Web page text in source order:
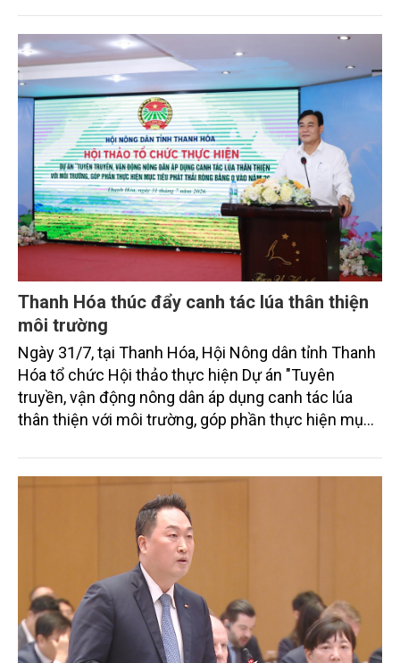
sắc bởi các tiến bộ công nghệ và cam kết bền vững
toàn cầu, đặc biệt là mục tiêu đưa phát thải ròng
bằng 0 (Net-Zero) vào năm 2050.
Thanh Hóa thúc đẩy canh tác lúa thân thiện
môi trường
Ngày 31/7, tại Thanh Hóa, Hội Nông dân tỉnh Thanh
Hóa tổ chức Hội thảo thực hiện Dự án "Tuyên
truyền, vận động nông dân áp dụng canh tác lúa
thân thiện với môi trường, góp phần thực hiện mục
trình thu hút sự tham gia của đông đảo đại biểu đến
từ các cơ quan quản lý nhà nước, đơn vị nghiên cứu,
doanh nghiệp, hợp tác xã và nông dân đang trực
tiếp triển khai mô hình sản xuất lúa phát thải thấp.